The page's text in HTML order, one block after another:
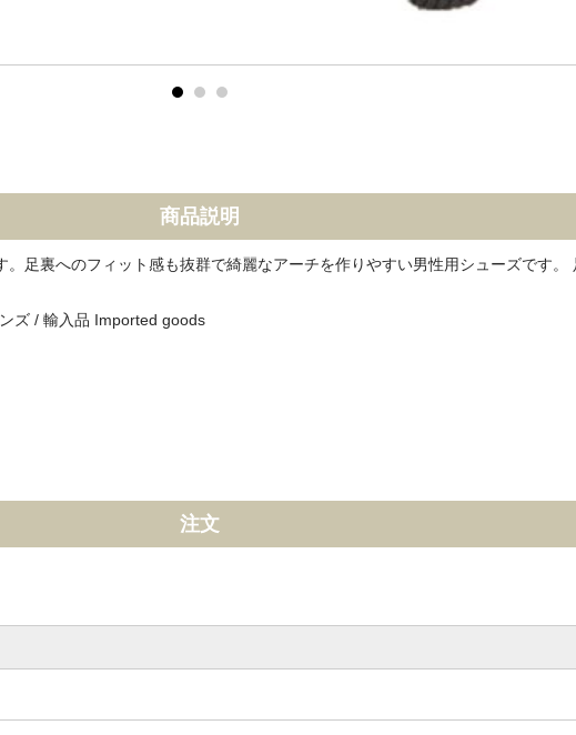
商品説明
足裏へのフィット感も抜群で綺麗なアーチを作りやすい男性用シューズです
ズ / 輸入品 Imported goods
注文